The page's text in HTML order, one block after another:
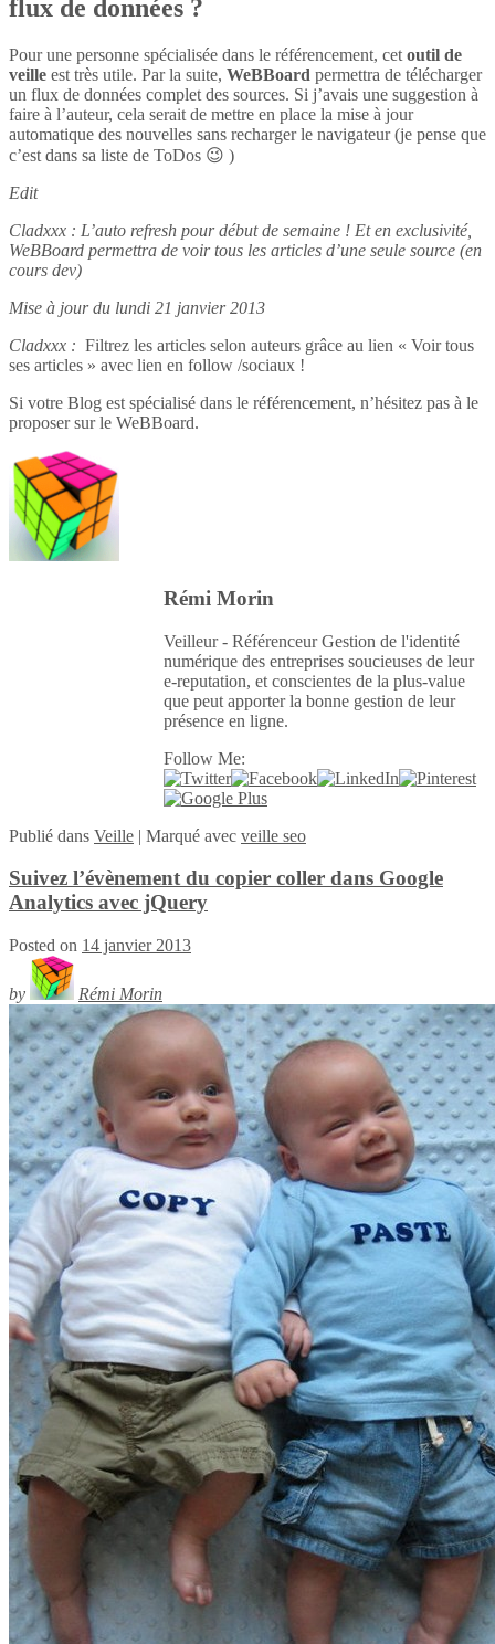
flux de données ?
Pour une personne spécialisée dans le référencement, cet outil de
veille est très utile. Par la suite, WeBBoard permettra de télécharger
un flux de données complet des sources. Si j’avais une suggestion à
faire à l’auteur, cela serait de mettre en place la mise à jour
automatique des nouvelles sans recharger le navigateur (je pense que
c’est dans sa liste de ToDos 😉 )
Edit
Cladxxx : L’auto refresh pour début de semaine ! Et en exclusivité,
WeBBoard permettra de voir tous les articles d’une seule source (en
cours dev)
Mise à jour du lundi 21 janvier 2013
Cladxxx : Filtrez les articles selon auteurs grâce au lien « Voir tous
ses articles » avec lien en follow /sociaux !
Si votre Blog est spécialisé dans le référencement, n’hésitez pas à le
proposer sur le WeBBoard.
Rémi Morin
Veilleur - Référenceur Gestion de l'identité
numérique des entreprises soucieuses de leur
e-reputation, et conscientes de la plus-value
que peut apporter la bonne gestion de leur
présence en ligne.
Follow Me:
Publié dans Veille | Marqué avec veille seo
Suivez l’évènement du copier coller dans Google
Analytics avec jQuery
Posted on 14 janvier 2013
by Rémi Morin